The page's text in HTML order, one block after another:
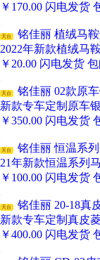
￥ 170.00 闪电发货
天台
铭佳丽 植绒马
2022年新款植绒马
￥ 20.00 闪电发货
天台
铭佳丽 02款原
新款专车定制原车
￥350.00 闪电发货
天台
铭佳丽 恒温系
21年新款恒温系列
￥ 100.00 闪电发货
天台
铭佳丽 20-18真
新款专车定制真皮
￥400.00 闪电发货